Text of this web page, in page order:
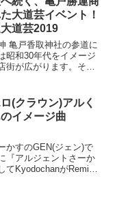
その反面...
大道芸イベント！
道芸2019
亀戸香取神社の参道に
昭和30年代をイメージ
街が広がります。その
行われました。 12月22
(クラウン)アルく
イメージ曲
かすのGEN(ジェン)で
『アルジェントさーか
てKyodochanがRemix